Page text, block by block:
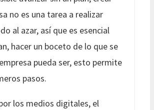
no es una tarea a realizar
al azar, así que es esencial
hacer un boceto de lo que se
pueda ser, esto permite
pasos.
los medios digitales, el